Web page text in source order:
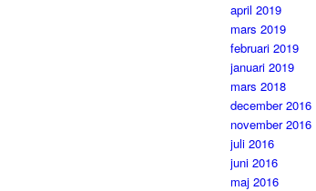
april 2019
mars 2019
februari 2019
januari 2019
mars 2018
december 2016
november 2016
juli 2016
juni 2016
maj 2016